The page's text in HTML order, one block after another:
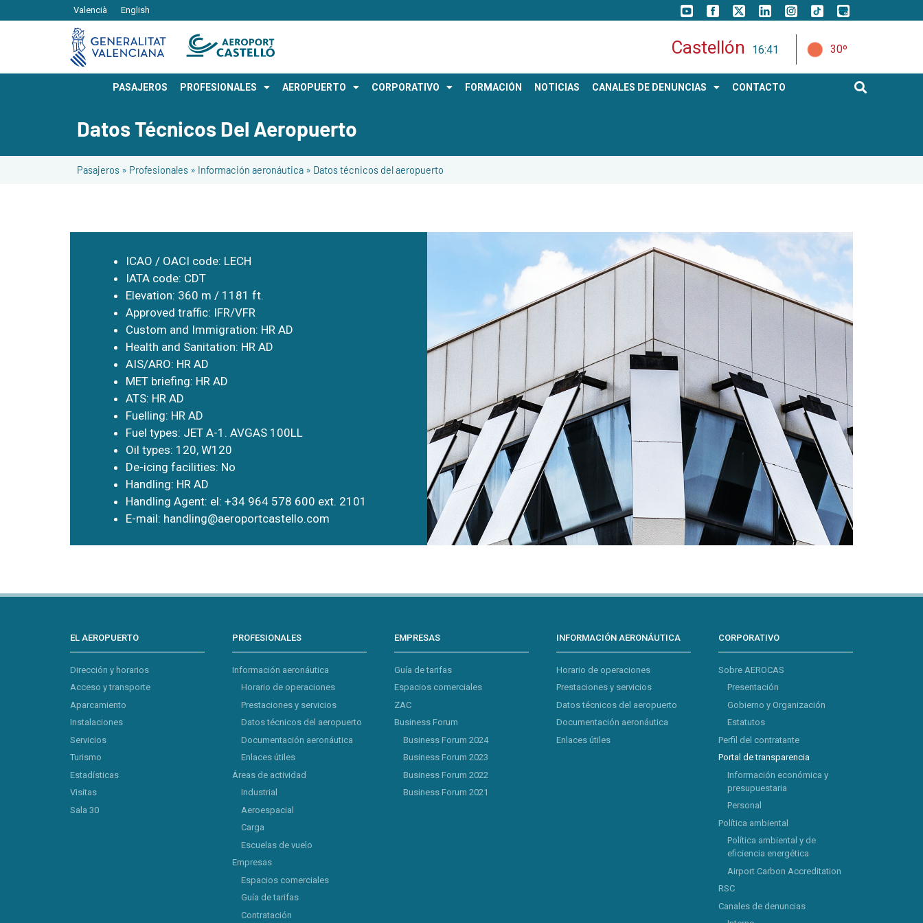
Valencià English
Castellón 16:41 30º
PASAJEROS PROFESIONALES AEROPUERTO CORPORATIVO FORMACIÓN NOTICIAS CANALES DE DENUNCIAS CONTACTO
Datos Técnicos Del Aeropuerto
Pasajeros » Profesionales » Información aeronáutica » Datos técnicos del aeropuerto
ICAO / OACI code: LECH
IATA code: CDT
Elevation: 360 m / 1181 ft.
Approved traffic: IFR/VFR
Custom and Immigration: HR AD
Health and Sanitation: HR AD
AIS/ARO: HR AD
MET briefing: HR AD
ATS: HR AD
Fuelling: HR AD
Fuel types: JET A-1. AVGAS 100LL
Oil types: 120, W120
De-icing facilities: No
Handling: HR AD
Handling Agent: el: +34 964 578 600 ext. 2101
E-mail: handling@aeroportcastello.com
EL AEROPUERTO
Dirección y horarios
Acceso y transporte
Aparcamiento
Instalaciones
Servicios
Turismo
Estadísticas
Visitas
Sala 30
PROFESIONALES
Información aeronáutica
Horario de operaciones
Prestaciones y servicios
Datos técnicos del aeropuerto
Documentación aeronáutica
Enlaces útiles
Áreas de actividad
Industrial
Aeroespacial
Carga
Escuelas de vuelo
Empresas
Espacios comerciales
Guía de tarifas
Contratación
EMPRESAS
Guía de tarifas
Espacios comerciales
ZAC
Business Forum
Business Forum 2024
Business Forum 2023
Business Forum 2022
Business Forum 2021
INFORMACIÓN AERONÁUTICA
Horario de operaciones
Prestaciones y servicios
Datos técnicos del aeropuerto
Documentación aeronáutica
Enlaces útiles
CORPORATIVO
Sobre AEROCAS
Presentación
Gobierno y Organización
Estatutos
Perfil del contratante
Portal de transparencia
Información económica y
presupuestaria
Personal
Política ambiental
Política ambiental y de
eficiencia energética
Airport Carbon Accreditation
RSC
Canales de denuncias